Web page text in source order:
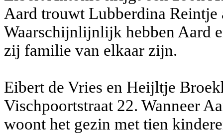
Aard trouwt Lubberdina Reintje
Waarschijnlijnlijk hebben Aard
zij familie van elkaar zijn.
Eibert de Vries en Heijltje
Vischpoortstraat 22. Wanneer
woont het gezin met tien